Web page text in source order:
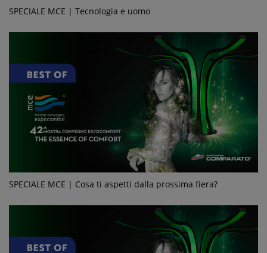
SPECIALE MCE | Tecnologia e uomo
SPECIALE MCE | Cosa ti aspetti dalla prossima fiera?